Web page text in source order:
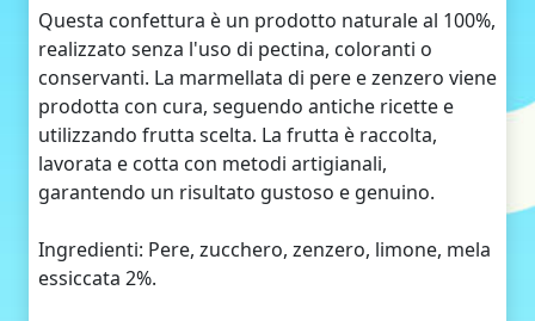
Questa confettura è un prodotto naturale al 100%,
realizzato senza l'uso di pectina, coloranti o
conservanti. La marmellata di pere e zenzero viene
prodotta con cura, seguendo antiche ricette e
utilizzando frutta scelta. La frutta è raccolta,
lavorata e cotta con metodi artigianali,
garantendo un risultato gustoso e genuino.
Ingredienti: Pere, zucchero, zenzero, limone, mela
essiccata 2%.